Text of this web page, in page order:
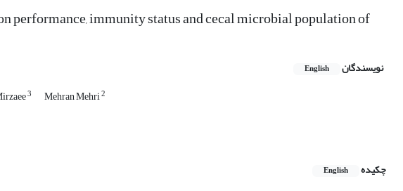
performance, immunity status and cecal microbial population of
نویسندگان English
3 Mehran Mehri2
چکیده
English